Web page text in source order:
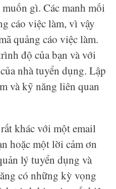
gì. Các manh mối
cáo việc làm, vì vậy
quảng cáo việc làm.
độ của bạn và với
nhà tuyển dụng. Lập
và kỹ năng liên quan
khác với một email
hoặc một lời cảm ơn
lý tuyển dụng và
có những kỳ vọng